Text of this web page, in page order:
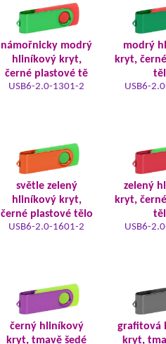
námořnicky modrý
hliníkový kryt,
černé plastové tě
USB6-2.0-1301-2
modrý
kryt,
USB6-
světle zelený
hliníkový kryt,
černé plastové tělo
USB6-2.0-1601-2
zelený
kryt,
USB6-
černý hliníkový
kryt, tmavě šedé
grafitová
kryt,